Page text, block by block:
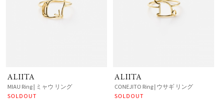
ALIITA
MIAU Ring | ミャウ リング
SOLDOUT
ALIITA
CONEJITO Ring | ウサギ リング
SOLDOUT